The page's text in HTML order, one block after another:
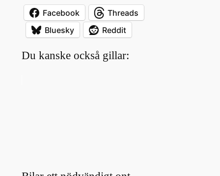
Facebook
Threads
Bluesky
Reddit
Du kanske också gillar: